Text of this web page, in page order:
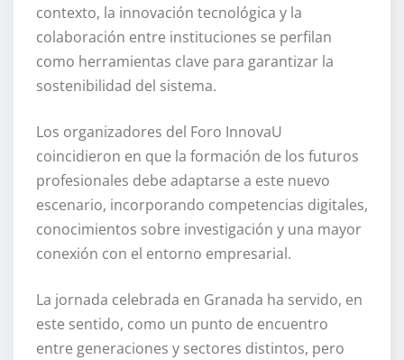
contexto, la innovación tecnológica y la
colaboración entre instituciones se perfilan
como herramientas clave para garantizar la
sostenibilidad del sistema.
Los organizadores del Foro InnovaU
coincidieron en que la formación de los futuros
profesionales debe adaptarse a este nuevo
escenario, incorporando competencias digitales,
conocimientos sobre investigación y una mayor
conexión con el entorno empresarial.
La jornada celebrada en Granada ha servido, en
este sentido, como un punto de encuentro
entre generaciones y sectores distintos, pero